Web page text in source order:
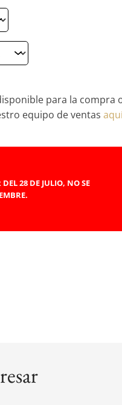
para la compra
equipo de ventas
28 DE JULIO, NO SE